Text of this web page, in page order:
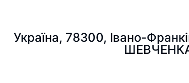
Україна, 78300, Івано-